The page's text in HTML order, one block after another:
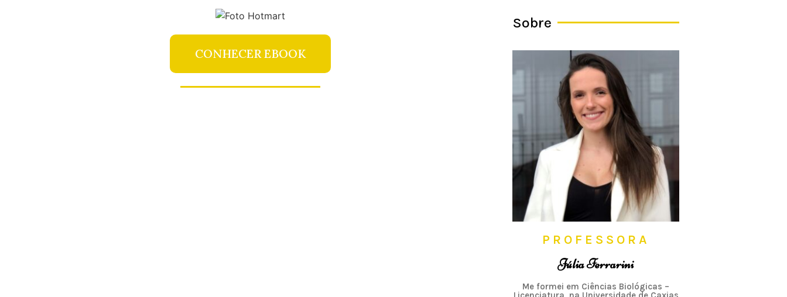
CONHECER EBOOK
Sobre
PROFESSORA
Júlia Ferrarini
Me formei em Ciências Biológicas –